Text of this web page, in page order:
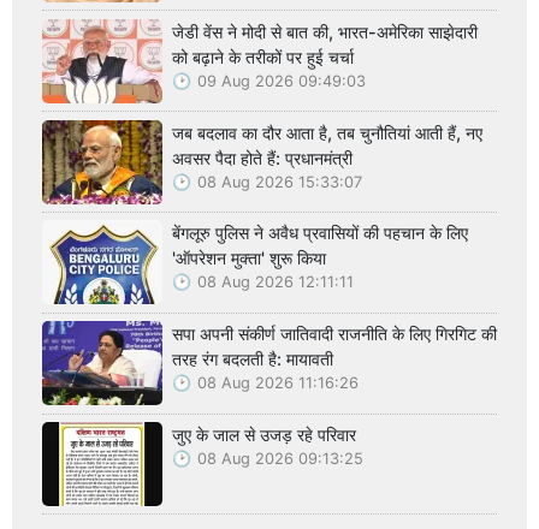
जेडी वेंस ने मोदी से बात की, भारत-अमेरिका साझेदारी
को बढ़ाने के तरीकों पर हुई चर्चा
09 Aug 2026 09:49:03
जब बदलाव का दौर आता है, तब चुनौतियां आती हैं, नए
अवसर पैदा होते हैं: प्रधानमंत्री
08 Aug 2026 15:33:07
बेंगलूरु पुलिस ने अवैध प्रवासियों की पहचान के लिए
'ऑपरेशन मुक्ता' शुरू किया
08 Aug 2026 12:11:11
सपा अपनी संकीर्ण जातिवादी राजनीति के लिए गिरगिट की
तरह रंग बदलती है: मायावती
08 Aug 2026 11:16:26
जुए के जाल से उजड़ रहे परिवार
08 Aug 2026 09:13:25